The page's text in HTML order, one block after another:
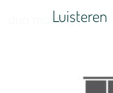
duo montageLuisteren